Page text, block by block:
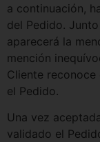
a continuación,
del Pedido.
aparecerá la
mención
Cliente
el Pedido.
Una vez
validado el